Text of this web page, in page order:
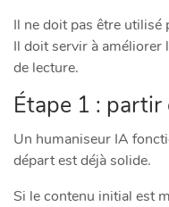
Il ne doit pas être utilisé
Il doit servir à améliorer
de lecture.
Étape 1 : partir
Un humaniseur IA
départ est déjà solide.
Si le contenu initial est